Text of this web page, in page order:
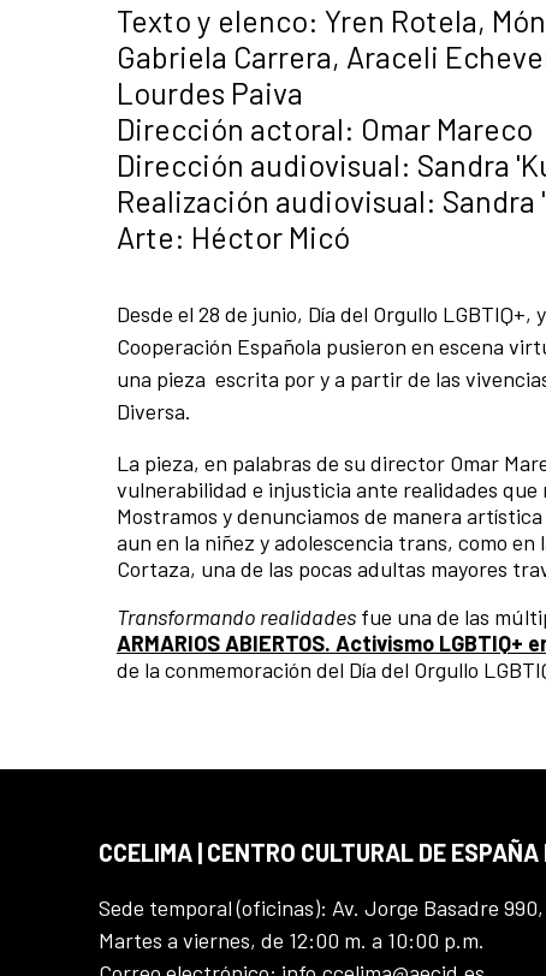
Texto y elenco: Yren Rotela,
Gabriela Carrera, Araceli
Lourdes Paiva
Dirección actoral: Omar Mareco
Dirección audiovisual: Sandra
Realización audiovisual: Sandra
Arte: Héctor Micó
Desde el 28 de junio, Día del Orgullo
Cooperación Española pusieron en escena
una pieza escrita por y a partir de las
Diversa.
La pieza, en palabras de su director Omar
vulnerabilidad e injusticia ante realidades
Mostramos y denunciamos de manera
aun en la niñez y adolescencia trans, como
Cortaza, una de las pocas adultas mayores
Transformando realidades fue una de las
ARMARIOS ABIERTOS. Activismo LGBTIQ+
de la conmemoración del Día del Orgullo
CCELIMA | CENTRO CULTURAL DE
Sede temporal (oficinas): Av. Jorge Basadre
Martes a viernes, de 12:00 m. a 10:00 p.m.